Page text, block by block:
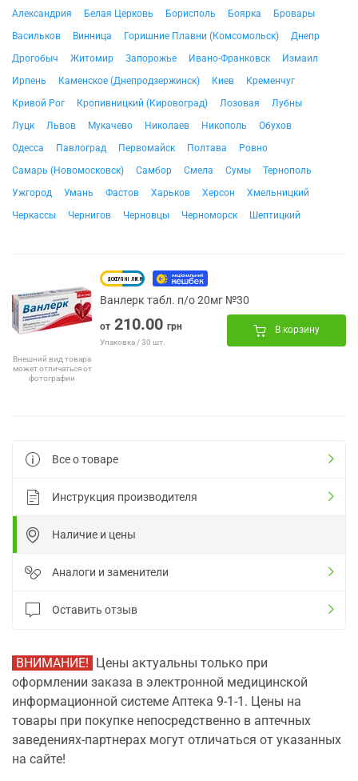
Александрия Белая Церковь Борисполь Боярка
Бровары
Васильков
Винница Горишние Плавни (Комсомольск)
Днепр
Дрогобыч
Житомир Запорожье Ивано-Франковск
Измаил
Ирпень
Каменское (Днепродзержинск) Киев
Кременчуг
Кривой Рог
Кропивницкий (Кировоград) Лозовая
Лубны
Луцк
Львов Мукачево Николаев Никополь
Обухов
Одесса
Павлоград Первомайск Полтава
Ровно
Самарь (Новомосковск)
Самбор Смела Сумы
Тернополь
Ужгород
Умань Фастов Харьков Херсон
Хмельницкий
Черкассы
Чернигов Черновцы Черноморск Шептицкий
Внешний вид товара
может отличаться от
фотографии
Ванлерк табл. п/о 20мг №30
от 210.00 грн
Упаковка / 30 шт.
В корзину
Все о товаре
Инструкция производителя
Наличие и цены
Аналоги и заменители
Оставить отзыв
ВНИМАНИЕ! Цены актуальны только при
оформлении заказа в электронной медицинской
информационной системе Аптека 9-1-1. Цены на
товары при покупке непосредственно в аптечных
заведениях-партнерах могут отличаться от указанных
на сайте!